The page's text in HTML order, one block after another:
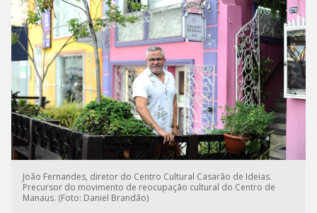
João Fernandes, diretor do Centro Cultural Casarão de Ideias.
Precursor do movimento de reocupação cultural do Centro de
Manaus. (Foto: Daniel Brandão)